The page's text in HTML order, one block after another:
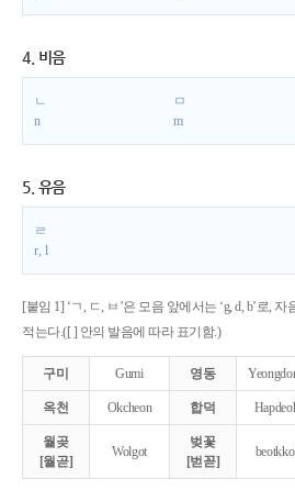
4. 비음
ㄴ
n
ㅁ
m
5. 유음
ㄹ
r, l
[붙임 1] ‘ㄱ, ㄷ, ㅂ’은 모음 앞에서는 ‘g, d, b’로,
적는다.([ ] 안의 발음에 따라 표기함.)
구미 Gumi 영동
옥천 Okcheon 합덕
월곶
[월곧]
Wolgot
벚꽃
[벋꼳]